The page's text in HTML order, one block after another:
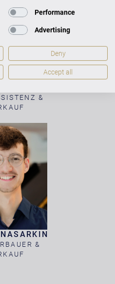
&
&
Performance
Advertising
Deny
Accept all